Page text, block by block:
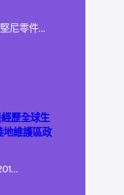
尼零件…
歷全球生
地維護區政